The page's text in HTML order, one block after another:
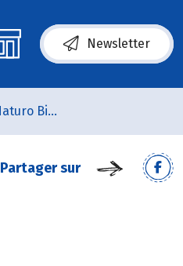
Newsletter
Ateliers Naturo Biocoop L'Aile du Papillon
Partager sur